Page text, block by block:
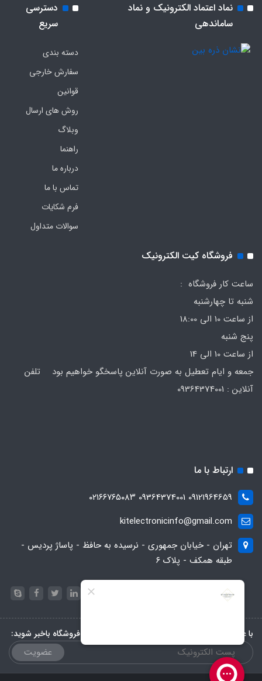
نماد اعتماد الکترونیک و نماد
ساماندهی
دسترسی
سریع
دسته بندی
سفارش خارجی
قوانین
روش های ارسال
وبلاگ
راهنما
درباره ما
تماس با ما
فرم‌ شکایات
سوالات متداول
فروشگاه کیت الکترونیک
ساعت کار فروشگاه :
شنبه تا چهارشنبه
از ساعت 10 الی 18:00
پنج شنبه
از ساعت 10 الی 14
جمعه و ایام تعطیل به صورت آنلاین پاسخگو خواهیم بود تلفن
ارتباط با ما
09121964659 09364374001 ۰۲۱۶۶۷۶۵۰۸۳
kitelectronicinfo@gmail.com
تهران - خیابان جمهوری - نرسیده به حافظ - پاساژ پردیس -
طبقه همکف - پلاک ۶
با عضویت در خبرنامه، از تخفیف‌ها و جدیدترین‌های فروشگاه باخبر شوید:
عضویت